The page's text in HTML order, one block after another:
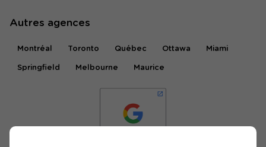
Autres agences
Montréal Toronto Québec Ottawa Miami
Springfield Melbourne Maurice